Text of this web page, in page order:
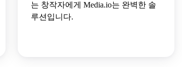
는 창작자에게 Media.io는 완벽한 솔
루션입니다.